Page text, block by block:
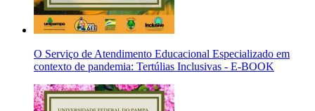
O Serviço de Atendimento Educacional Especializado em
contexto de pandemia: Tertúlias Inclusivas - E-BOOK